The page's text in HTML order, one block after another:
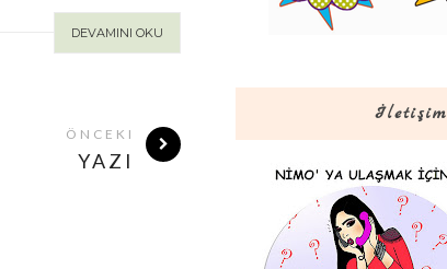
DEVAMINI OKU
ÖNCEKI
YAZI
İletişim